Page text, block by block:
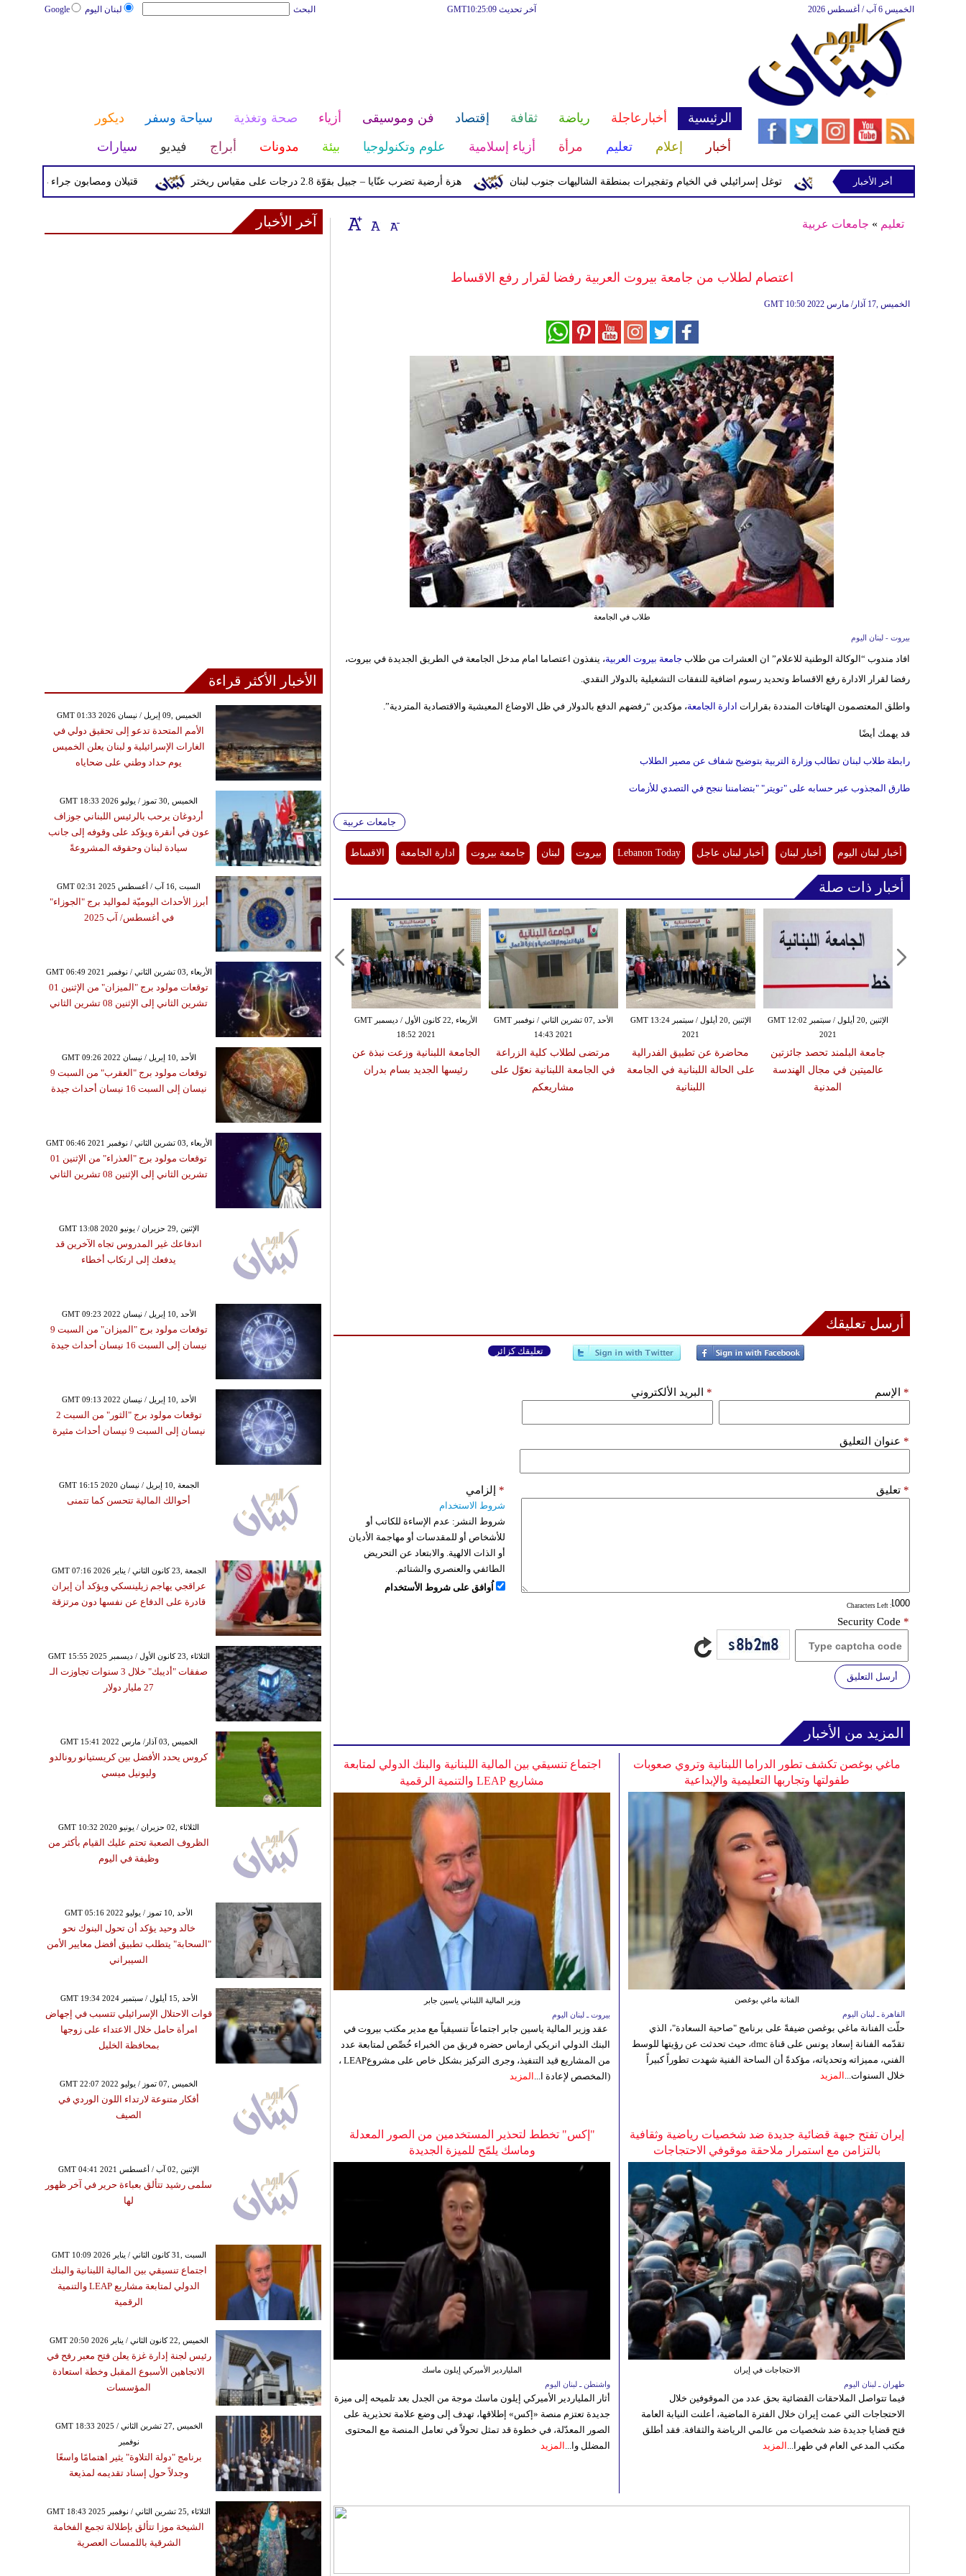
لبنان اليوم Google البحث آخر تحديث GMT10:25:09 الخميس 6 آب / أغسطس 2026
الرئيسية أخبارعاجلة رياضة ثقافة إقتصاد فن وموسيقى أزياء صحة وتغذية سياحة وسفر
ديكور
أخبار
إعلام تعليم مرأة أزياء إسلامية علوم وتكنولوجيا بيئة مدونات أبراج فيديو سيارات
قتيلان ومصابون جراء 14 غارة إسرائيلية على شرق وجنوب لبنان هزة أرضية تضرب عنّايا – جبيل بقوّة 2.8 درجات على مقياس ريختر توغل إسرائيلي في الخيام وتفجيرات بمنطقة الشاليهات جنوب لبنان في رب ثلاثين
أخر الأخبار
تعليم » جامعات عربية
اعتصام لطلاب من جامعة بيروت العربية رفضا لقرار رفع الاقساط
GMT 10:50 2022 الخميس ,17 آذار/ مارس
طلاب في الجامعة
بيروت - لبنان اليوم
افاد مندوب “الوكالة الوطنية للاعلام” ان العشرات من طلاب جامعة بيروت العربية، ينفذون اعتصاما امام مدخل الجامعة في الطريق الجديدة في بيروت،
رفضا لقرار الادارة رفع الاقساط وتحديد رسوم اضافية للنفقات التشغيلية بالدولار النقدي.
واطلق المعتصمون الهتافات المنددة بقرارات ادارة الجامعة، مؤكدين “رفضهم الدفع بالدولار في ظل الاوضاع المعيشية والاقتصادية المتردية”.
قد يهمك أيضًا
رابطة طلاب لبنان تطالب وزارة التربية بتوضيح شفاف عن مصير الطلاب
طارق المجذوب عبر حسابه على "تويتر" "بتضامننا ننجح في التصدي للأزمات
جامعات عربية
أخبار لبنان اليوم أخبار لبنان أخبار لبنان عاجل Lebanon Today بيروت لبنان جامعة بيروت ادارة الجامعة الاقساط
أخبار ذات صلة
الأربعاء ,22 كانون الأول / ديسمبر GMT
18:52 2021
الجامعة اللبنانية وزعت نبذة عن
رئيسها الجديد بسام بدران
الأحد ,07 تشرين الثاني / نوفمبر GMT
14:43 2021
مرتضى لطلاب كلية الزراعة
في الجامعة اللبنانية نعوّل على
مشاريعكم
الإثنين ,20 أيلول / سبتمبر GMT 13:24
2021
محاضرة عن تطبيق الفدرالية
على الحالة اللبنانية في الجامعة
اللبنانية
الإثنين ,20 أيلول / سبتمبر GMT 12:02
2021
جامعة البلمند تحصد جائزتين
عالميتين في مجال الهندسة
المدنية
أرسل تعليقك
تعليقك كزائر
الإسم * البريد الألكتروني *
عنوان التعليق *
تعليق *
: Characters Left
إلزامي *
شروط الاستخدام
شروط النشر: عدم الإساءة للكاتب أو
للأشخاص أو للمقدسات أو مهاجمة الأديان
أو الذات الالهية. والابتعاد عن التحريض
الطائفي والعنصري والشتائم.
اُوافق على شروط الأستخدام
Security Code *
أرسل التعليق
المزيد من الأخبار
اجتماع تنسيقي بين المالية اللبنانية والبنك الدولي لمتابعة
مشاريع LEAP والتنمية الرقمية
وزير المالية اللبناني ياسين جابر
بيروت ـ لبنان اليوم
عقد وزير المالية ياسين جابر اجتماعاً تنسيقياً مع مدير مكتب بيروت في
البنك الدولي انريكي ارماس حضره فريق من الخبراء خُصِّص لمتابعة عدد
من المشاريع قيد التنفيذ، وجرى التركيز بشكل خاص على مشروعLEAP ،
(المخصص لإعادة ا... المزيد
ماغي بوغصن تكشف تطور الدراما اللبنانية وتروي صعوبات
طفولتها وتجاربها التعليمية والإبداعية
الفنانة ماغي بوغصن
القاهرة ـ لبنان اليوم
حلّت الفنانة ماغي بوغصن ضيفةً على برنامج "صاحبة السعادة"، الذي
تقدّمه الفنانة إسعاد يونس على قناة dmc، حيث تحدثت عن رؤيتها للوسط
الفني، مميزاته وتحدياته، مؤكدةً أن الساحة الفنية شهدت تطوراً كبيراً
خلال السنوات... المزيد
"إكس" تخطط لتحذير المستخدمين من الصور المعدلة
وماسك يلمّح للميزة الجديدة
الملياردير الأميركي إيلون ماسك
واشنطن ـ لبنان اليوم
أثار الملياردير الأميركي إيلون ماسك موجة من الجدل بعد تلميحه إلى ميزة
جديدة تعتزم منصة «إكس» إطلاقها، تهدف إلى وضع علامة تحذيرية على
الصور المعدّلة، في خطوة قد تمثل تحولاً في تعامل المنصة مع المحتوى
المضلل وا... المزيد
إيران تفتح جبهة قضائية جديدة ضد شخصيات رياضية وثقافية
بالتزامن مع استمرار ملاحقة موقوفي الاحتجاجات
الاحتجاجات في إيران
طهران ـ لبنان اليوم
فيما تتواصل الملاحقات القضائية بحق عدد من الموقوفين خلال
الاحتجاجات التي عمت إيران خلال الفترة الماضية، أعلنت النيابة العامة
فتح قضايا جديدة ضد شخصيات من عالمي الرياضة والثقافة. فقد أطلق
مكتب المدعي العام في طهرا... المزيد
آخر الأخبار
الأخبار الأكثر قراءة
GMT 01:33 2026 الخميس ,09 إبريل / نيسان
الأمم المتحدة تدعو إلى تحقيق دولي في
الغارات الإسرائيلية و لبنان يعلن الخميس
يوم حداد وطني على ضحاياه
GMT 18:33 2026 الخميس ,30 تموز / يوليو
أردوغان يرحب بالرئيس اللبناني جوزاف
عون في أنقرة ويؤكد على وقوفه إلى جانب
سيادة لبنان وحقوقه المشروعةً
GMT 02:31 2025 السبت ,16 آب / أغسطس
أبرز الأحداث اليوميّة لمواليد برج "الجوزاء"
في أغسطس/ آب 2025
GMT 06:49 2021 الأربعاء ,03 تشرين الثاني / نوفمبر
توقعات مولود برج "الميزان" من الإثنين 01
تشرين الثاني إلى الإثنين 08 تشرين الثاني
GMT 09:26 2022 الأحد ,10 إبريل / نيسان
توقعات مولود برج "العقرب" من السبت 9
نيسان إلى السبت 16 نيسان أحداث جيدة
GMT 06:46 2021 الأربعاء ,03 تشرين الثاني / نوفمبر
توقعات مولود برج "العذراء" من الإثنين 01
تشرين الثاني إلى الإثنين 08 تشرين الثاني
GMT 13:08 2020 الإثنين ,29 حزيران / يونيو
اندفاعك غير المدروس تجاه الآخرين قد
يدفعك إلى ارتكاب أخطاء
GMT 09:23 2022 الأحد ,10 إبريل / نيسان
توقعات مولود برج "الميزان" من السبت 9
نيسان إلى السبت 16 نيسان أحداث جيدة
GMT 09:13 2022 الأحد ,10 إبريل / نيسان
توقعات مولود برج "الثور" من السبت 2
نيسان إلى السبت 9 نيسان أحداث مثيرة
GMT 16:15 2020 الجمعة ,10 إبريل / نيسان
أحوالك المالية تتحسن كما تتمنى
GMT 07:16 2026 الجمعة ,23 كانون الثاني / يناير
عراقجي يهاجم زيلينسكي ويؤكد أن إيران
قادرة على الدفاع عن نفسها دون مرتزقة
GMT 15:55 2025 الثلاثاء ,23 كانون الأول / ديسمبر
صفقات "أديبك" خلال 3 سنوات تجاوزت الـ
27 مليار دولار
GMT 15:41 2022 الخميس ,03 آذار/ مارس
كروس يحدد الأفضل بين كريستيانو رونالدو
وليونيل ميسي
GMT 10:32 2020 الثلاثاء ,02 حزيران / يونيو
الظروف الصعبة تحتم عليك القيام بأكثر من
وظيفة في اليوم
GMT 05:16 2022 الأحد ,10 تموز / يوليو
خالد وحيد يؤكد أن تحول البنوك نحو
"السحابة" يتطلب تطبيق أفضل معايير الأمن
السيبراني
GMT 19:34 2024 الأحد ,15 أيلول / سبتمبر
قوات الاحتلال الإسرائيلي تتسبب في إجهاض
امرأة حامل خلال الاعتداء على زوجها
بمحافظة الخليل
GMT 22:07 2022 الخميس ,07 تموز / يوليو
أفكار متنوعة لارتداء اللون الوردي في
الصيف
GMT 04:41 2021 الإثنين ,02 آب / أغسطس
سلمى رشيد تتألق بعباءة حرير في آخر ظهور
لها
GMT 10:09 2026 السبت ,31 كانون الثاني / يناير
اجتماع تنسيقي بين المالية اللبنانية والبنك
الدولي لمتابعة مشاريع LEAP والتنمية
الرقمية
GMT 20:50 2026 الخميس ,22 كانون الثاني / يناير
رئيس لجنة إدارة غزة يعلن فتح معبر رفح في
الاتجاهين الأسبوع المقبل وخطة استعادة
المؤسسات
GMT 18:33 2025 الخميس ,27 تشرين الثاني /
نوفمبر
برنامج "دولة التلاوة" يثير اهتمامًا واسعًا
وجدلاً حول إسناد تقديمه لمذيعة
GMT 18:43 2025 الثلاثاء ,25 تشرين الثاني / نوفمبر
الشيخة موزا تتألق بإطلالة تجمع الفخامة
الشرقية باللمسات العصرية